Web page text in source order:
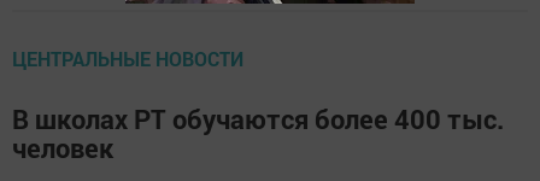
ЦЕНТРАЛЬНЫЕ НОВОСТИ
В школах РТ обучаются более 400 тыс.
человек